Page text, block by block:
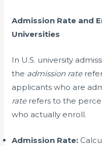
Admission Rate and
Universities
In U.S. university
the admission rate
applicants who are
raterefers to the
who actually enroll.
Admission Rate: